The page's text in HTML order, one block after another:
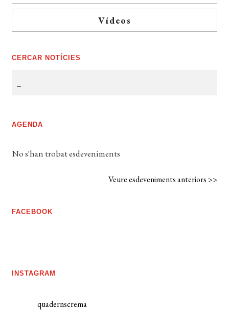
Vídeos
CERCAR NOTÍCIES
AGENDA
No s'han trobat esdeveniments
Veure esdeveniments anteriors >>
FACEBOOK
INSTAGRAM
quadernscrema